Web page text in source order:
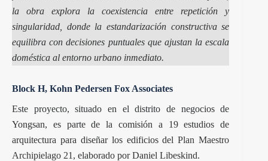
la obra explora la coexistencia entre repetición y
singularidad, donde la estandarización constructiva se
equilibra con decisiones puntuales que ajustan la escala
doméstica al entorno urbano inmediato.
Block H, Kohn Pedersen Fox Associates
Este proyecto, situado en el distrito de negocios de
Yongsan, es parte de la comisión a 19 estudios de
arquitectura para diseñar los edificios delPlan Maestro
Archipielago 21 , elaborado por Daniel Libeskind.